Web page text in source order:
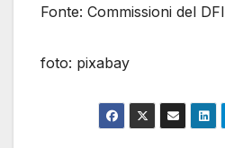
Fonte: Commissioni del DFI
foto: pixabay